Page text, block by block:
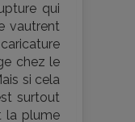
qui
vautrent
chez le
si cela
surtout
la plume